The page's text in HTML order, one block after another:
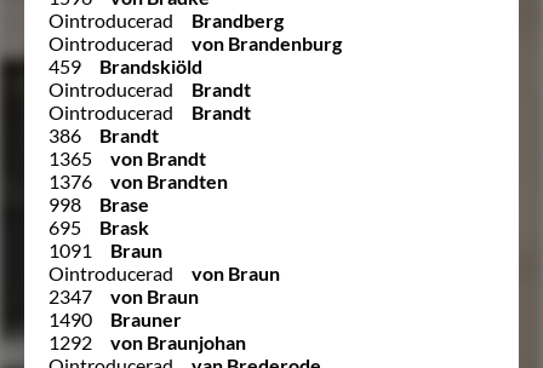
Ointroducerad
Brandberg
Ointroducerad
von Brandenburg
459
Brandskiöld
Ointroducerad
Brandt
Ointroducerad
Brandt
386
Brandt
1365
von Brandt
1376
von Brandten
998
Brase
695
Brask
1091
Braun
Ointroducerad
von Braun
2347
von Braun
1490
Brauner
1292
von Braunjohan